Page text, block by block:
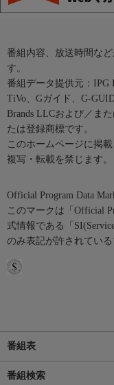
番組内容、放送時間な
す。
番組データ提供元：IPG
TiVo、Gガイド、G-
Brands LLCおよび／ま
たは登録商標です。
このホームページに掲
複写・転載を禁じます。
Official Program Data
このマークは「Official
式情報である「
のみ表記が許されている
番組表
番組検索